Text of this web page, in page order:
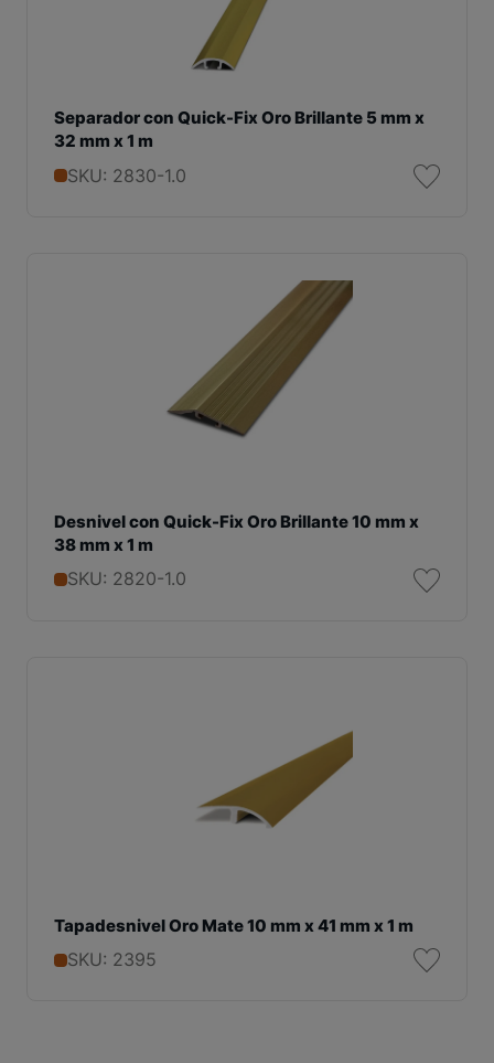
Separador con Quick-Fix Oro Brillante 5 mm x
32 mm x 1 m
SKU: 2830-1.0
Desnivel con Quick-Fix Oro Brillante 10 mm x
38 mm x 1 m
SKU: 2820-1.0
Tapadesnivel Oro Mate 10 mm x 41 mm x 1 m
SKU: 2395